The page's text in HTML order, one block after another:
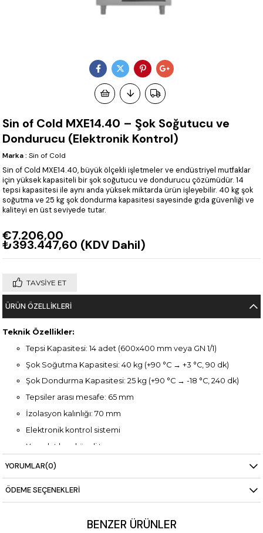
Sin of Cold MXE14.40 – Şok Soğutucu ve
Dondurucu (Elektronik Kontrol)
Marka : Sin of Cold
Sin of Cold MXE14.40, büyük ölçekli işletmeler ve endüstriyel mutfaklar
için yüksek kapasiteli bir şok soğutucu ve dondurucu çözümüdür. 14
tepsi kapasitesi ile aynı anda yüksek miktarda ürün işleyebilir. 40 kg şok
soğutma ve 25 kg şok dondurma kapasitesi sayesinde gıda güvenliği ve
kaliteyi en üst seviyede tutar.
€7.206,00
₺393.447,60 (KDV Dahil)
TAVSIYE ET
ÜRÜN ÖZELLIKLERI
Teknik Özellikler:
Tepsi Kapasitesi: 14 adet (600x400 mm veya GN 1/1)
Şok Soğutma Kapasitesi: 40 kg (+90 °C → +3 °C, 90 dk)
Şok Dondurma Kapasitesi: 25 kg (+90 °C → -18 °C, 240 dk)
Tepsiler arası mesafe: 65 mm
İzolasyon kalınlığı: 70 mm
Elektronik kontrol sistemi
Yuvarlatılmış köşeli tasarım
Malzeme: AISI 304 paslanmaz çelik
Güç: 2,0 kW – 50 Hz AC 380/400V 3N
Boyutlar: 798x853x1860 mm
YORUMLAR(0)
ÖDEME SEÇENEKLERI
BENZER ÜRÜNLER